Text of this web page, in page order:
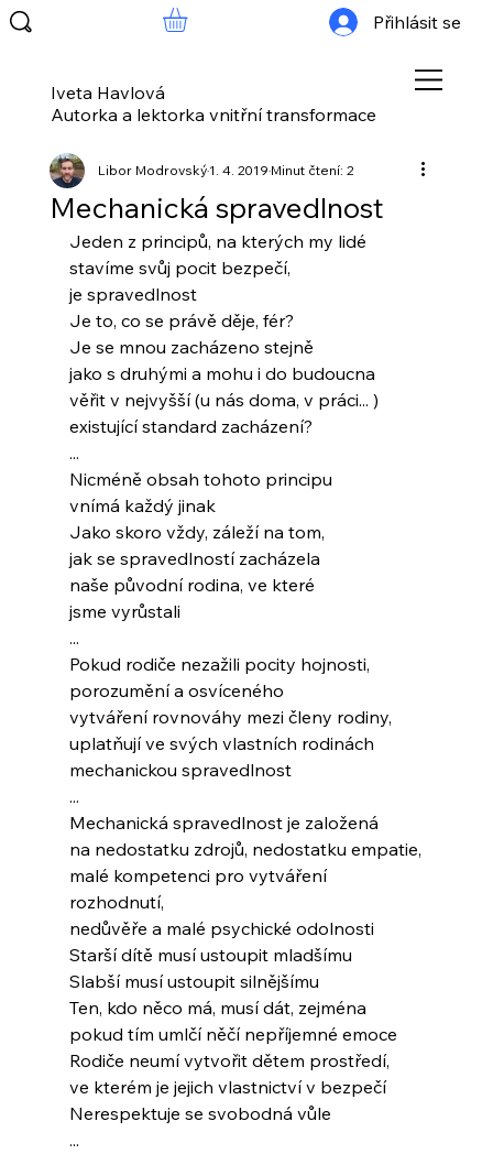
Iveta Havlová
Autorka a lektorka vnitřní transformace
Přihlásit se
Mechanická spravedlnost
Libor Modrovský1. 4. 2019Minut čtení: 2
Jeden z principů, na kterých my lidé
stavíme svůj pocit bezpečí,
je spravedlnost
Je to, co se právě děje, fér?
Je se mnou zacházeno stejně
jako s druhými a mohu i do budoucna
věřit v nejvyšší (u nás doma, v práci... )
existující standard zacházení?
...
Nicméně obsah tohoto principu
vnímá každý jinak
Jako skoro vždy, záleží na tom,
jak se spravedlností zacházela
naše původní rodina, ve které
jsme vyrůstali
...
Pokud rodiče nezažili pocity hojnosti,
porozumění a osvíceného
vytváření rovnováhy mezi členy rodiny,
uplatňují ve svých vlastních rodinách
mechanickou spravedlnost
...
Mechanická spravedlnost je založená
na nedostatku zdrojů, nedostatku empatie,
malé kompetenci pro vytváření
rozhodnutí,
nedůvěře a malé psychické odolnosti
Starší dítě musí ustoupit mladšímu
Slabší musí ustoupit silnějšímu
Ten, kdo něco má, musí dát, zejména
pokud tím umlčí něčí nepříjemné emoce
Rodiče neumí vytvořit dětem prostředí,
ve kterém je jejich vlastnictví v bezpečí
Nerespektuje se svobodná vůle
...